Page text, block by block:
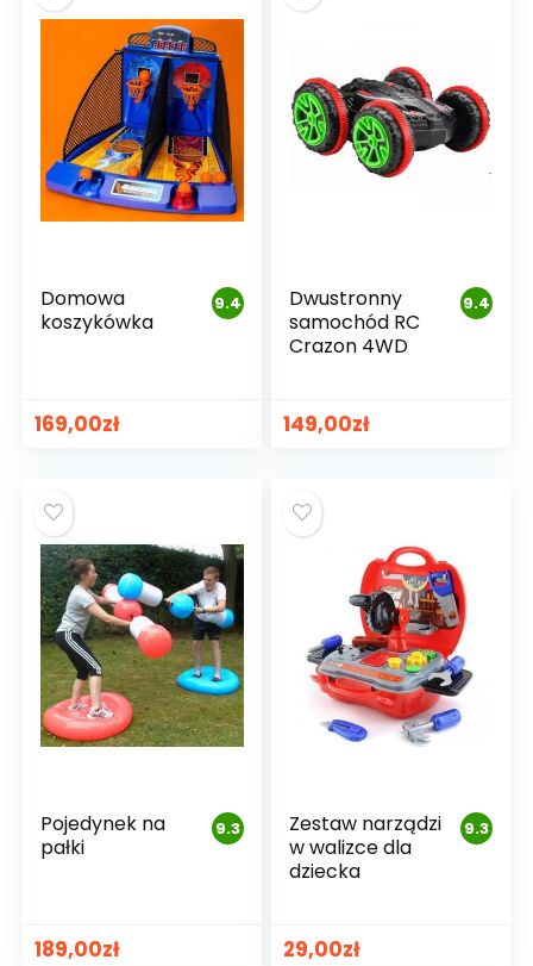
9.4
Domowa
koszykówka
169,00zł
9.4
Dwustronny
samochód RC
Crazon 4WD
149,00zł
9.3
Pojedynek na
pałki
189,00zł
9.3
Zestaw narządzi
w walizce dla
dziecka
29,00zł